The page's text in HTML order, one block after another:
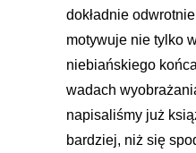
dokładnie
motywuje nie tylko
niebiańskiego
wadach
napisaliśmy już
bardziej, niż się